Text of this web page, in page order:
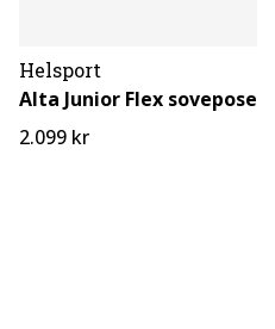
Helsport
Alta Junior Flex sovepose
2.099 kr